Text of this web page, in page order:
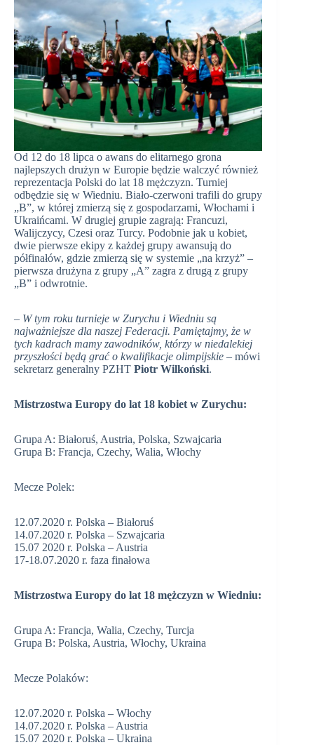
Od 12 do 18 lipca o awans do elitarnego grona
najlepszych drużyn w Europie będzie walczyć również
reprezentacja Polski do lat 18 mężczyzn. Turniej
odbędzie się w Wiedniu. Biało-czerwoni trafili do grupy
„B”, w której zmierzą się z gospodarzami, Włochami i
Ukraińcami. W drugiej grupie zagrają: Francuzi,
Walijczycy, Czesi oraz Turcy. Podobnie jak u kobiet,
dwie pierwsze ekipy z każdej grupy awansują do
półfinałów, gdzie zmierzą się w systemie „na krzyż” –
pierwsza drużyna z grupy „A” zagra z drugą z grupy
„B” i odwrotnie.
– W tym roku turnieje w Zurychu i Wiedniu są
najważniejsze dla naszej Federacji. Pamiętajmy, że w
tych kadrach mamy zawodników, którzy w niedalekiej
przyszłości będą grać o kwalifikacje olimpijskie – mówi
sekretarz generalny PZHT Piotr Wilkoński.
Mistrzostwa Europy do lat 18 kobiet w Zurychu:
Grupa A: Białoruś, Austria, Polska, Szwajcaria
Grupa B: Francja, Czechy, Walia, Włochy
Mecze Polek:
12.07.2020 r. Polska – Białoruś
14.07.2020 r. Polska – Szwajcaria
15.07 2020 r. Polska – Austria
17-18.07.2020 r. faza finałowa
Mistrzostwa Europy do lat 18 mężczyzn w Wiedniu:
Grupa A: Francja, Walia, Czechy, Turcja
Grupa B: Polska, Austria, Włochy, Ukraina
Mecze Polaków:
12.07.2020 r. Polska – Włochy
14.07.2020 r. Polska – Austria
15.07 2020 r. Polska – Ukraina